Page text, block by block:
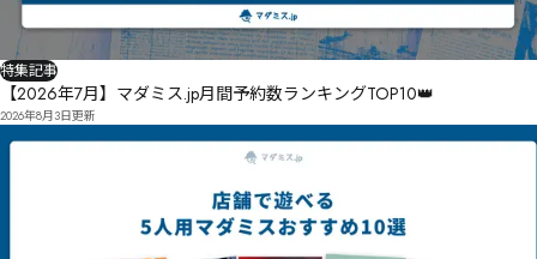
特集記事
【2026年7月】マダミス.jp月間予約数ランキングTOP10👑
2026年8月3日更新